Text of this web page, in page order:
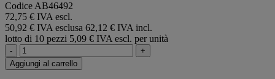
Codice AB46492
72,75 € IVA escl.
50,92 € IVA esclusa 62,12 € IVA incl.
lotto di 10 pezzi 5,09 € IVA escl. per unità
-
+
Aggiungi al carrello